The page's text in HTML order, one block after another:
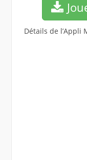
Détails de l’Appli